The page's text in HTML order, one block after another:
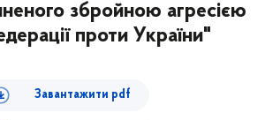
збройною агресією
проти України"
Завантажити pdf